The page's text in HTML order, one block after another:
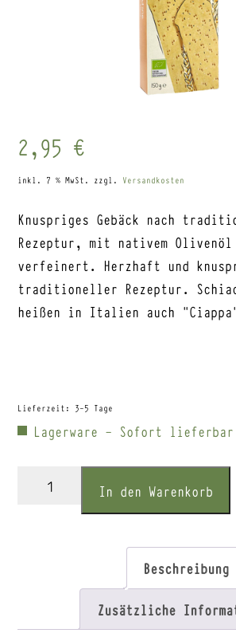
2,95 €
inkl. 7 % MwSt. zzgl. Versandkosten
Knuspriges Gebäck nach
Rezeptur, mit nativem
verfeinert. Herzhaft und
traditioneller Rezeptur.
heißen in Italien auch
Lieferzeit: 3-5 Tage
Lagerware - Sofort lieferbar
LaSelva
SchiacciatineIn den Warenkorb
Beschreibung
Zusätzliche